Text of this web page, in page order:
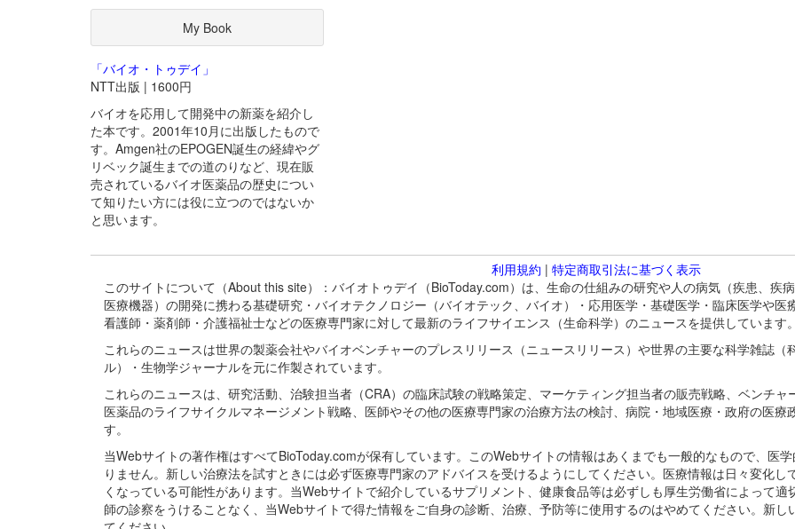
My Book
「バイオ・トゥデイ」
NTT出版 | 1600円
バイオを応用して開発中の新薬を紹介し
た本です。2001年10月に出版したもので
す。Amgen社のEPOGEN誕生の経緯やグ
リベック誕生までの道のりなど、現在販
売されているバイオ医薬品の歴史につい
て知りたい方には役に立つのではないか
と思います。
利用規約 | 特定商取引法に基づく表示
このサイトについて（About this site）：バイオトゥデイ（BioToday.com）は、生命の仕組みの研究や人の病気（疾患、疾
医療機器）の開発に携わる基礎研究・バイオテクノロジー（バイオテック、バイオ）・応用医学・基礎医学・臨床医学や
看護師・薬剤師・介護福祉士などの医療専門家に対して最新のライフサイエンス（生命科学）のニュースを提供しています
これらのニュースは世界の製薬会社やバイオベンチャーのプレスリリース（ニュースリリース）や世界の主要な科学雑誌
ル）・生物学ジャーナルを元に作製されています。
これらのニュースは、研究活動、治験担当者（CRA）の臨床試験の戦略策定、マーケティング担当者の販売戦略、ベンチ
医薬品のライフサイクルマネージメント戦略、医師やその他の医療専門家の治療方法の検討、病院・地域医療・政府の医
す。
当Webサイトの著作権はすべてBioToday.comが保有しています。このWebサイトの情報はあくまでも一般的なもので、医
りません。新しい治療法を試すときには必ず医療専門家のアドバイスを受けるようにしてください。医療情報は日々変化
くなっている可能性があります。当Webサイトで紹介しているサプリメント、健康食品等は必ずしも厚生労働省によって
師の診察をうけることなく、当Webサイトで得た情報をご自身の診断、治療、予防等に使用するのはやめてください。新